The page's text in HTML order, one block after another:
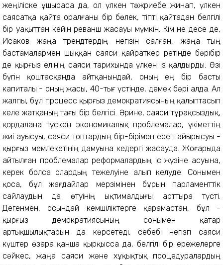
жеңіліске ұшыраса да, ол үлкен тәжриебе жинап, үлкен
саясатқа қайта оралғаны бір бөлек, тіпті қайтадан белгілі
бір уақыттан кейін реванш жасауы мүмкін. Кім не десе де,
Исаков жаңа трендтердің негізін салған, жаңа тың
бастамалармен шыққан саяси қайраткер ретінде бәрібір
де қырғыз елінің саяси тариxында үлкен із қалдырды. Өзі
бүгін қоштасқанда айтқанындай, оның ең бір басты
капиталы - оның жасы, 40-тығ үстінде, демек бәрі алда. Ал
жалпы, бұл процесс қырғыз демократиясының қалыптасып
келе жатқаның тағы бір белгісі. Әрине, саяси тұрақсыздық,
қордалана түскен экономикалық проблемалар, үкіметтің
жиі ауысуы, саяси топтардың бір-бірімен есеп айырысуы -
қырғыз мемлекетінің дамуына кедергі жасауда. Жоғарыда
айтылған проблемалар реформалардың іс жүзіне асуына,
керек болса олардың тежелуіне алып келуде. Сонымен
қоса, бұл жағдайлар мерзімінен бұрын парламенттік
сайлаудын да өтуінің ықтималдығы арттыра түсті.
Дегенмен, осындай кемшіліктерге қарамастан, бұл -
қырғыз демократиясының сонымен қатар
артықшылықтарын да көрсетеді, себебі негізгі саяси
күштер өзара қанша қырқысса да, белгілі бір ережелерге
сәйкес, жаңа саяси және xұқықтық процедуралардың